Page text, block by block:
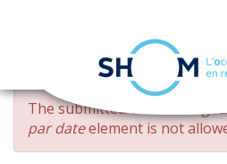
Skip
main
content
ERROR
MESSAGE
The submitted value
par dateelement is not